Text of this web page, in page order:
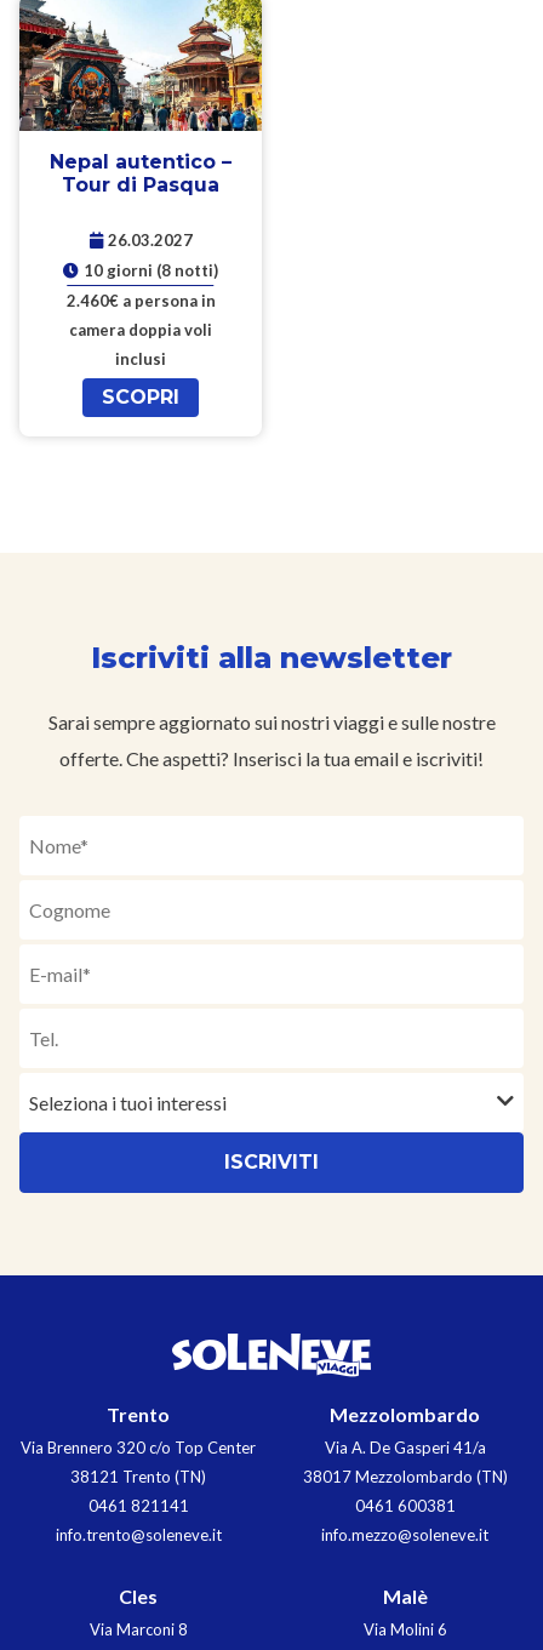
Nepal autentico –
Tour di Pasqua
26.03.2027
10 giorni (8 notti)
2.460€ a persona in
camera doppia voli
inclusi
SCOPRI
Iscriviti alla newsletter
Sarai sempre aggiornato sui nostri viaggi e sulle nostre
offerte. Che aspetti? Inserisci la tua email e iscriviti!
Seleziona i tuoi interessi
Trento
Via Brennero 320 c/o Top Center
38121 Trento (TN)
0461 821141
info.trento@soleneve.it
Mezzolombardo
Via A. De Gasperi 41/a
38017 Mezzolombardo (TN)
0461 600381
info.mezzo@soleneve.it
Cles
Via Marconi 8
Malè
Via Molini 6